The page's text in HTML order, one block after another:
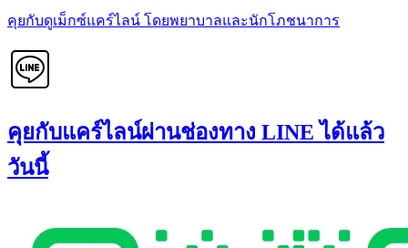
คุยกับดูเม็กซ์แคร์ไลน์ โดยพยาบาลและนักโภชนาการ
คุยกับแคร์ไลน์ผ่านช่องทาง LINE ได้แล้ว
วันนี้